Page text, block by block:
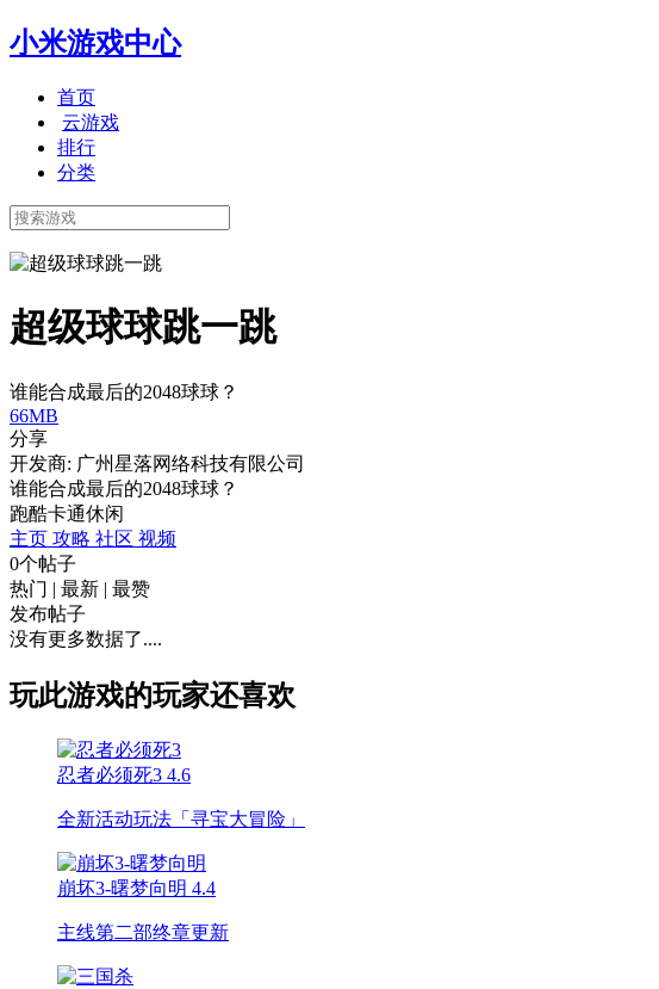
小米游戏中心
首页
云游戏
排行
分类
超级球球跳一跳
谁能合成最后的2048球球？
66MB
分享
开发商: 广州星落网络科技有限公司
谁能合成最后的2048球球？
跑酷卡通休闲
主页 攻略 社区 视频
0个帖子
热门 | 最新 | 最赞
发布帖子
没有更多数据了....
玩此游戏的玩家还喜欢
忍者必须死3 4.6
全新活动玩法「寻宝大冒险」
崩坏3-曙梦向明 4.4
主线第二部终章更新